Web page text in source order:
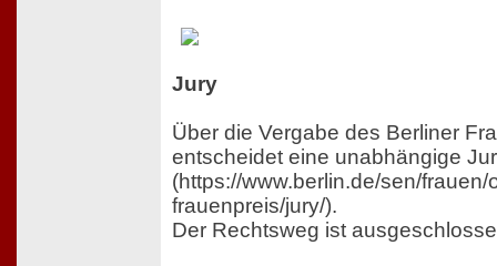
Jury
Über die Vergabe des Berliner
entscheidet eine unabhängige
(https://www.berlin.de/sen/
frauenpreis/jury/).
Der Rechtsweg ist